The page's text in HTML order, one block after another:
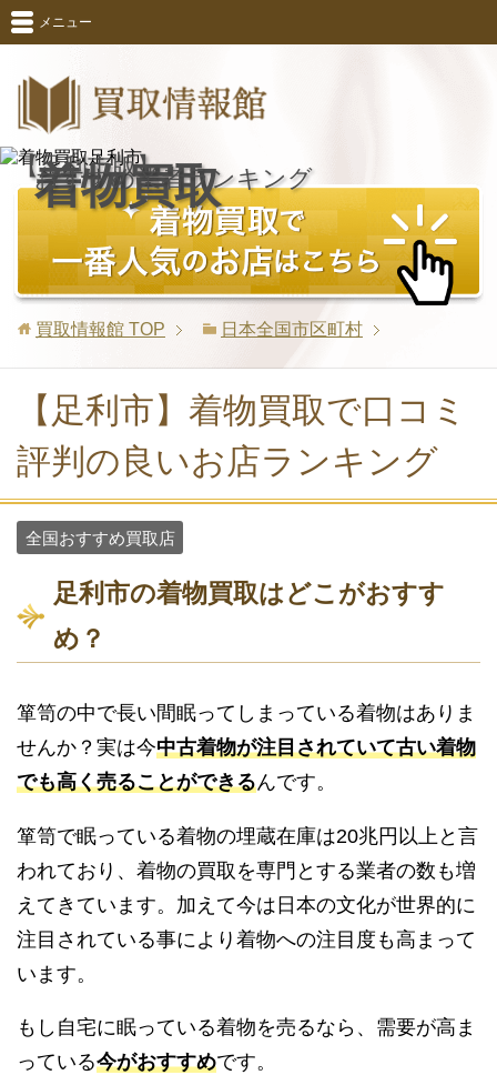
メニュー
【足利市版】
着物買取
おすすめ業者ランキング
買取情報館 TOP 日本全国市区町村
【足利市】着物買取で口コミ
評判の良いお店ランキング
全国おすすめ買取店
足利市の着物買取はどこがおすす
め？
箪笥の中で長い間眠ってしまっている着物はありま
せんか？実は今中古着物が注目されていて古い着物
でも高く売ることができるんです。
箪笥で眠っている着物の埋蔵在庫は20兆円以上と言
われており、着物の買取を専門とする業者の数も増
えてきています。加えて今は日本の文化が世界的に
注目されている事により着物への注目度も高まって
います。
もし自宅に眠っている着物を売るなら、需要が高ま
っている今がおすすめです。